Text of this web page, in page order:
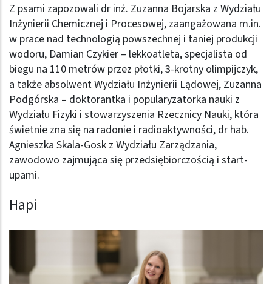
Z psami zapozowali dr inż. Zuzanna Bojarska z Wydziału
Inżynierii Chemicznej i Procesowej, zaangażowana m.in.
w prace nad technologią powszechnej i taniej produkcji
wodoru, Damian Czykier – lekkoatleta, specjalista od
biegu na 110 metrów przez płotki, 3-krotny olimpijczyk,
a także absolwent Wydziału Inżynierii Lądowej, Zuzanna
Podgórska – doktorantka i popularyzatorka nauki z
Wydziału Fizyki i stowarzyszenia Rzecznicy Nauki, która
świetnie zna się na radonie i radioaktywności, dr hab.
Agnieszka Skala-Gosk z Wydziału Zarządzania,
zawodowo zajmująca się przedsiębiorczością i start-
upami.
Hapi